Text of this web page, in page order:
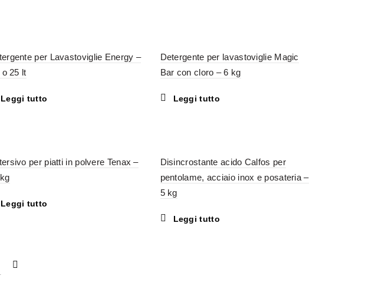
per Lavastoviglie Energy –
o 25 lt
Leggi tutto
Detergente per lavastoviglie Magic
Bar con cloro – 6 kg
Leggi tutto
per piatti in polvere Tenax –
Leggi tutto
Disincrostante acido Calfos per
pentolame, acciaio inox e posateria –
5 kg
Leggi tutto